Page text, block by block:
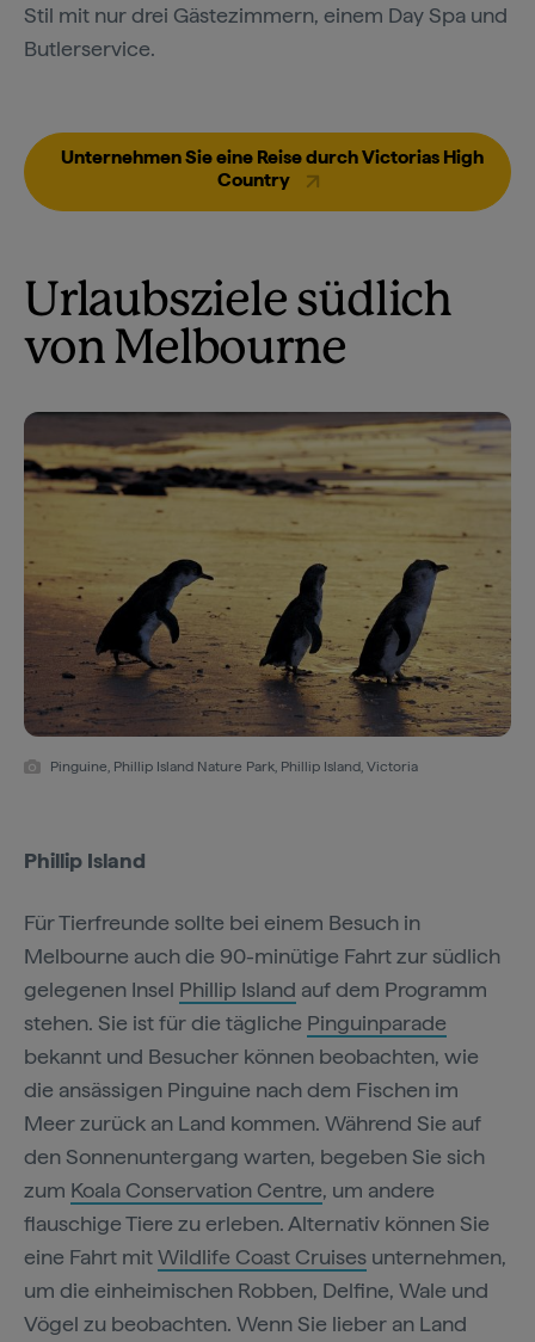
Stil mit nur drei Gästezimmern, einem Day Spa und
Butlerservice.
Unternehmen Sie eine Reise durch Victorias High
Country
Urlaubsziele südlich
von Melbourne
Pinguine, Phillip Island Nature Park, Phillip Island, Victoria
Phillip Island
Für Tierfreunde sollte bei einem Besuch in
Melbourne auch die 90-minütige Fahrt zur südlich
gelegenen Insel Phillip Island auf dem Programm
stehen. Sie ist für die tägliche Pinguinparade
bekannt und Besucher können beobachten, wie
die ansässigen Pinguine nach dem Fischen im
Meer zurück an Land kommen. Während Sie auf
den Sonnenuntergang warten, begeben Sie sich
zum Koala Conservation Centre, um andere
flauschige Tiere zu erleben. Alternativ können Sie
eine Fahrt mitWildlife Coast Cruises unternehmen,
um die einheimischen Robben, Delfine, Wale und
Vögel zu beobachten. Wenn Sie lieber an Land